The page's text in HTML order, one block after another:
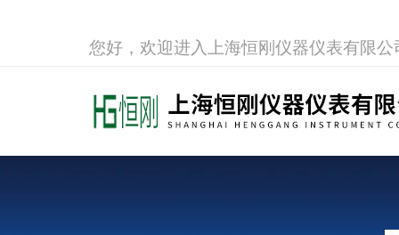
您好，欢迎进入上海恒刚仪器仪表有限公